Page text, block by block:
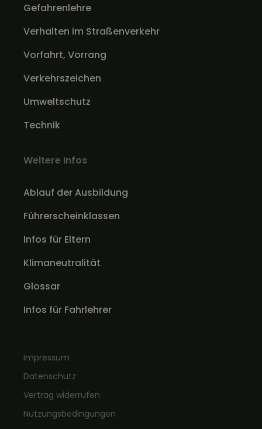
Gefahrenlehre
Verhalten im Straßenverkehr
Vorfahrt, Vorrang
Verkehrszeichen
Umweltschutz
Technik
Weitere Infos
Ablauf der Ausbildung
Führerscheinklassen
Infos für Eltern
Klimaneutralität
Glossar
Infos für Fahrlehrer
Impressum
Datenschutz
Vertrag widerrufen
Nutzungsbedingungen